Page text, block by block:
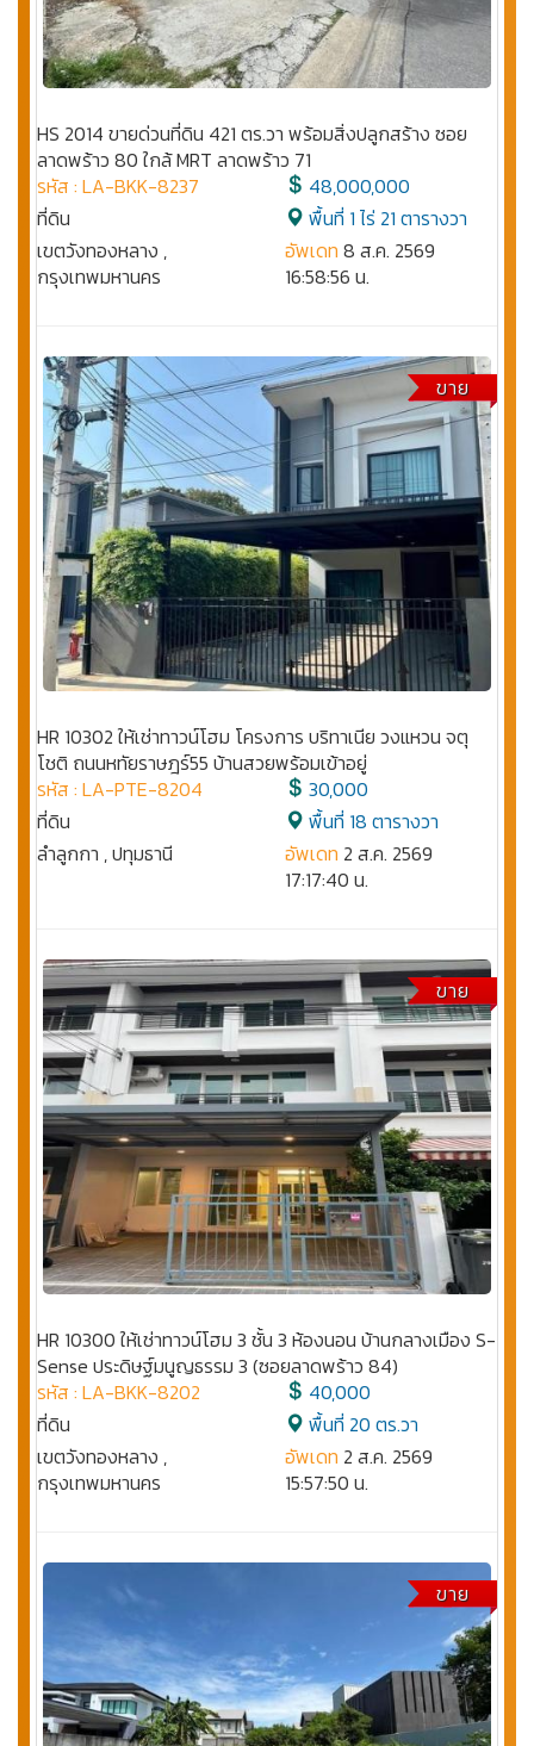
HS 2014 ขายด่วนที่ดิน 421 ตร.วา พร้อมสิ่งปลูกสร้าง ซอย
ลาดพร้าว 80 ใกล้ MRT ลาดพร้าว 71
รหัส : LA-BKK-8237
ที่ดิน
เขตวังทองหลาง ,
กรุงเทพมหานคร
48,000,000
พื้นที่ 1 ไร่ 21 ตารางวา
อัพเดท 8 ส.ค. 2569
16:58:56 น.
ขาย
HR 10302 ให้เช่าทาวน์โฮม โครงการ บริทาเนีย วงแหวน จตุ
โชติ ถนนหทัยราษฎร์55 บ้านสวยพร้อมเข้าอยู่
รหัส : LA-PTE-8204
ที่ดิน
ลำลูกกา , ปทุมธานี
30,000
พื้นที่ 18 ตารางวา
อัพเดท 2 ส.ค. 2569
17:17:40 น.
ขาย
HR 10300 ให้เช่าทาวน์โฮม 3 ชั้น 3 ห้องนอน บ้านกลางเมือง S-
Sense ประดิษฐ์มนูญธรรม 3 (ซอยลาดพร้าว 84)
รหัส : LA-BKK-8202
ที่ดิน
เขตวังทองหลาง ,
กรุงเทพมหานคร
40,000
พื้นที่ 20 ตร.วา
อัพเดท 2 ส.ค. 2569
15:57:50 น.
ขาย